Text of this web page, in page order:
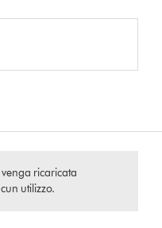
ricaricata
utilizzo.